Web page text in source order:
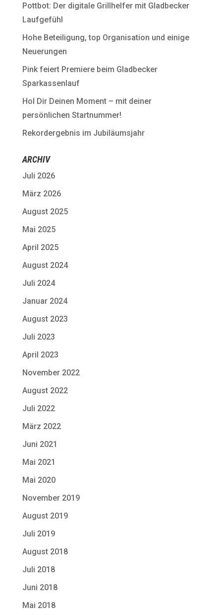
Pottbot: Der digitale Grillhelfer mit Gladbecker
Laufgefühl
Hohe Beteiligung, top Organisation und einige
Neuerungen
Pink feiert Premiere beim Gladbecker
Sparkassenlauf
Hol Dir Deinen Moment – mit deiner
persönlichen Startnummer!
Rekordergebnis im Jubiläumsjahr
ARCHIV
Juli 2026
März 2026
August 2025
Mai 2025
April 2025
August 2024
Juli 2024
Januar 2024
August 2023
Juli 2023
April 2023
November 2022
August 2022
Juli 2022
März 2022
Juni 2021
Mai 2021
Mai 2020
November 2019
August 2019
Juli 2019
August 2018
Juli 2018
Juni 2018
Mai 2018